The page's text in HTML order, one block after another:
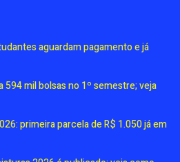
aguardam pagamento e já
mil bolsas no 1º semestre; veja
primeira parcela de R$ 1.050 já em